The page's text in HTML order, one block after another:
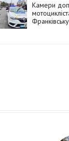
Камери
Франківську